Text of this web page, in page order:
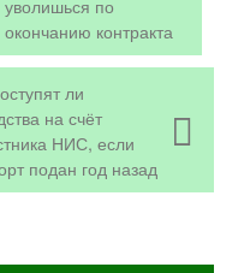
уволишься по
окончанию контракта